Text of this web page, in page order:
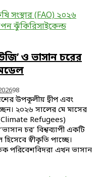
সংস্থার (FAO) ২০২৬
ঝুঁকিরিসাইকেল্ড
ও ভাসান চরের
98
উপকূলীয় দ্বীপ এবং
২০২৬ সালের মে মাসের
Refugees)
চর’ বিশ্বব্যাপী একটি
স্বীকৃতি পাচ্ছে।
পরিবেশবিদরা এখন ভাসান